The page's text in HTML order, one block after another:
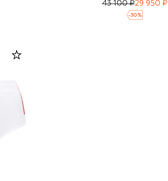
43 100 ₽29 950 ₽
-30 %